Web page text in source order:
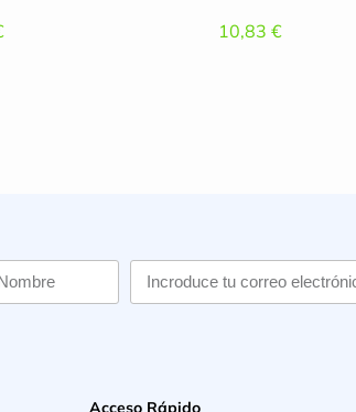
10,83€
Acceso Rápido